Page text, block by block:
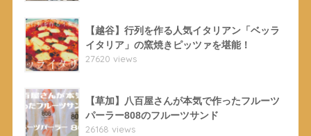
【越谷】行列を作る人気イタリアン「ベッラ
イタリア」の窯焼きピッツァを堪能！
27620 views
【草加】八百屋さんが本気で作ったフルーツ
パーラー808のフルーツサンド
26168 views